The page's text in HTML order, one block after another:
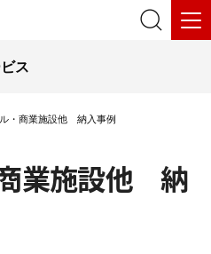
ス
・商業施設他 納入事例
業施設他 納